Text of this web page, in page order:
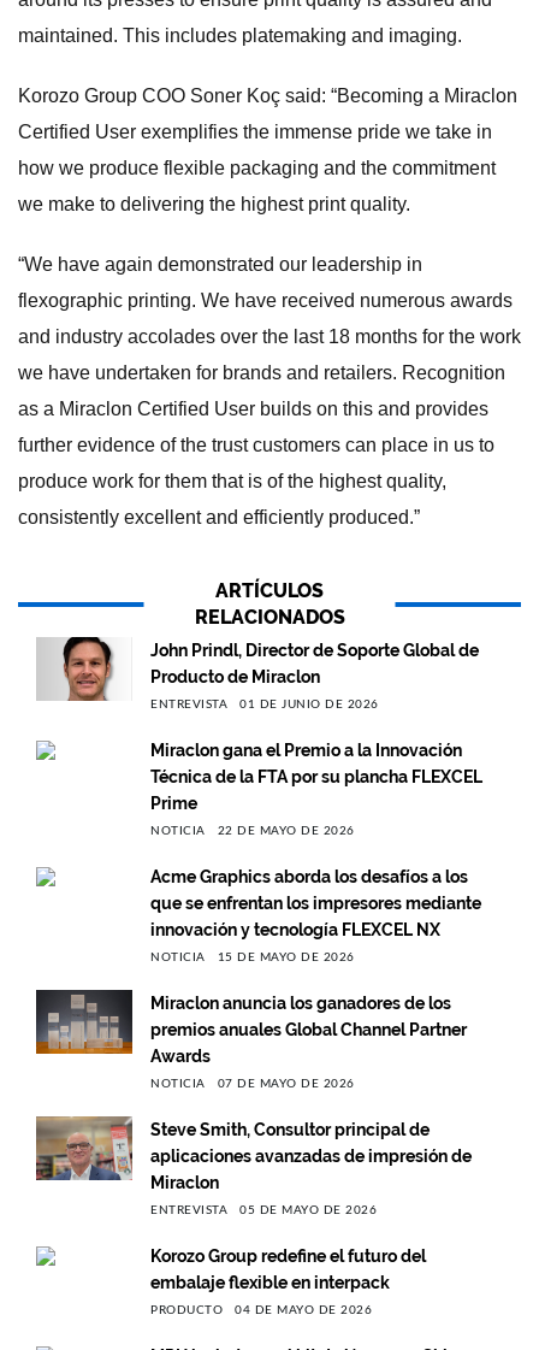
maintained. This includes platemaking and imaging.
Korozo Group COO Soner Koç said: “Becoming a Miraclon
Certified User exemplifies the immense pride we take in
how we produce flexible packaging and the commitment
we make to delivering the highest print quality.
“We have again demonstrated our leadership in
flexographic printing. We have received numerous awards
and industry accolades over the last 18 months for the work
we have undertaken for brands and retailers. Recognition
as a Miraclon Certified User builds on this and provides
further evidence of the trust customers can place in us to
produce work for them that is of the highest quality,
consistently excellent and efficiently produced.”
ARTÍCULOS
RELACIONADOS
John Prindl, Director de Soporte Global de
Producto de Miraclon
ENTREVISTA 01 DE JUNIO DE 2026
Miraclon gana el Premio a la Innovación
Técnica de la FTA por su plancha FLEXCEL
Prime
NOTICIA 22 DE MAYO DE 2026
Acme Graphics aborda los desafíos a los
que se enfrentan los impresores mediante
innovación y tecnología FLEXCEL NX
NOTICIA 15 DE MAYO DE 2026
Miraclon anuncia los ganadores de los
premios anuales Global Channel Partner
Awards
NOTICIA 07 DE MAYO DE 2026
Steve Smith, Consultor principal de
aplicaciones avanzadas de impresión de
Miraclon
ENTREVISTA 05 DE MAYO DE 2026
Korozo Group redefine el futuro del
embalaje flexible en interpack
PRODUCTO 04 DE MAYO DE 2026